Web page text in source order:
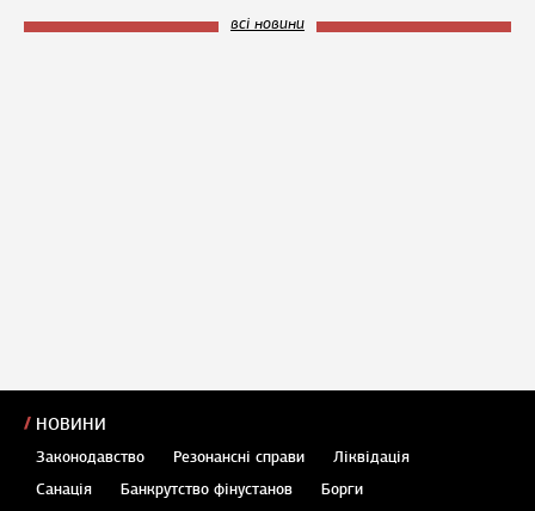
всі новини
НОВИНИ
Законодавство Резонансні справи
Ліквідація
Санація
Банкрутство фінустанов
Борги